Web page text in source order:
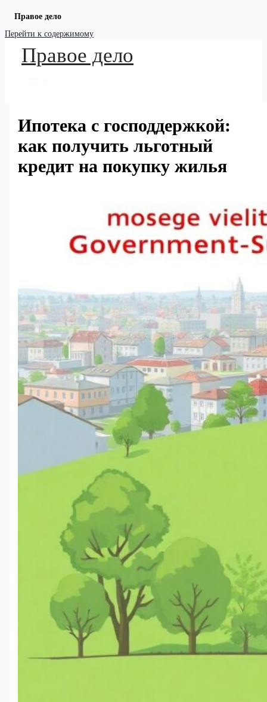
Правое дело
Перейти к содержимому
Правое дело
Ипотека с господдержкой:
как получить льготный
кредит на покупку жилья